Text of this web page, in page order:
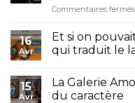
Commentaires fermés
16
Avr
Et si on
qui traduit le
15
Avr
La Galerie
du caractère